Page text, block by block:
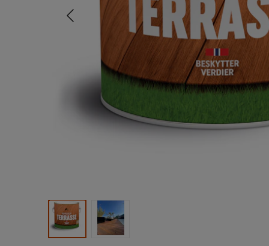
Tidligere
Produktbilde 1Produktbilde 2